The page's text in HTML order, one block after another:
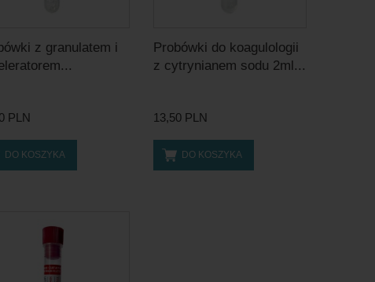
z granulatem i
PLN
DO KOSZYKA
Probówki do koagulologii
z cytrynianem sodu 2ml...
13,50 PLN
DO KOSZYKA